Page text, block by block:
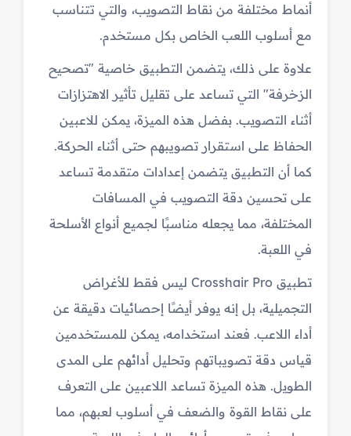
أنماط مختلفة من نقاط التصويب، والتي تتناسب
مع أسلوب اللعب الخاص بكل مستخدم.
علاوة على ذلك، يتضمن التطبيق خاصية "تصحيح
الزخرفة" التي تساعد على تقليل تأثير الاهتزازات
أثناء التصويب. بفضل هذه الميزة، يمكن للاعبين
الحفاظ على استقرار تصويبهم حتى أثناء الحركة.
كما أن التطبيق يتضمن إعدادات متقدمة تساعد
على تحسين دقة التصويب في المسافات
المختلفة، مما يجعله مناسبًا لجميع أنواع الأسلحة
في اللعبة.
تطبيق Crosshair Pro ليس فقط للأغراض
التجميلية، بل إنه يوفر أيضًا إحصائيات دقيقة عن
أداء اللاعب. فعند استخدامه، يمكن للمستخدمين
قياس دقة تصويباتهم وتحليل أدائهم على المدى
الطويل. هذه الميزة تساعد اللاعبين على التعرف
على نقاط القوة والضعف في أسلوب لعبهم، مما